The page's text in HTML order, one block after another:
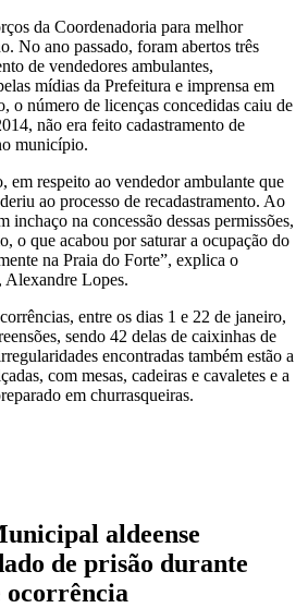
da Coordenadoria para melhor
No ano passado, foram abertos três
de vendedores ambulantes,
mídias da Prefeitura e imprensa em
o número de licenças concedidas caiu de
não era feito cadastramento de
município.
em respeito ao vendedor ambulante que
ao processo de recadastramento. Ao
inchaço na concessão dessas permissões,
o que acabou por saturar a ocupação do
na Praia do Forte”, explica o
Alexandre Lopes.
entre os dias 1 e 22 de janeiro,
sendo 42 delas de caixinhas de
encontradas também estão a
com mesas, cadeiras e cavaletes e a
em churrasqueiras.
aldeense
de prisão durante
ocorrência